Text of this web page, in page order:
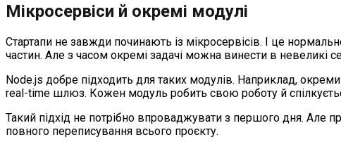
Мікросервіси й окремі модулі
Стартапи не завжди починають із мікросервісів. І це
частин. Але з часом окремі задачі можна винести в невеликі
Node.js добре підходить для таких модулів. Наприклад,
real-time шлюз. Кожен модуль робить свою роботу й
Такий підхід не потрібно впроваджувати з першого дня. Але
повного переписування всього проєкту.